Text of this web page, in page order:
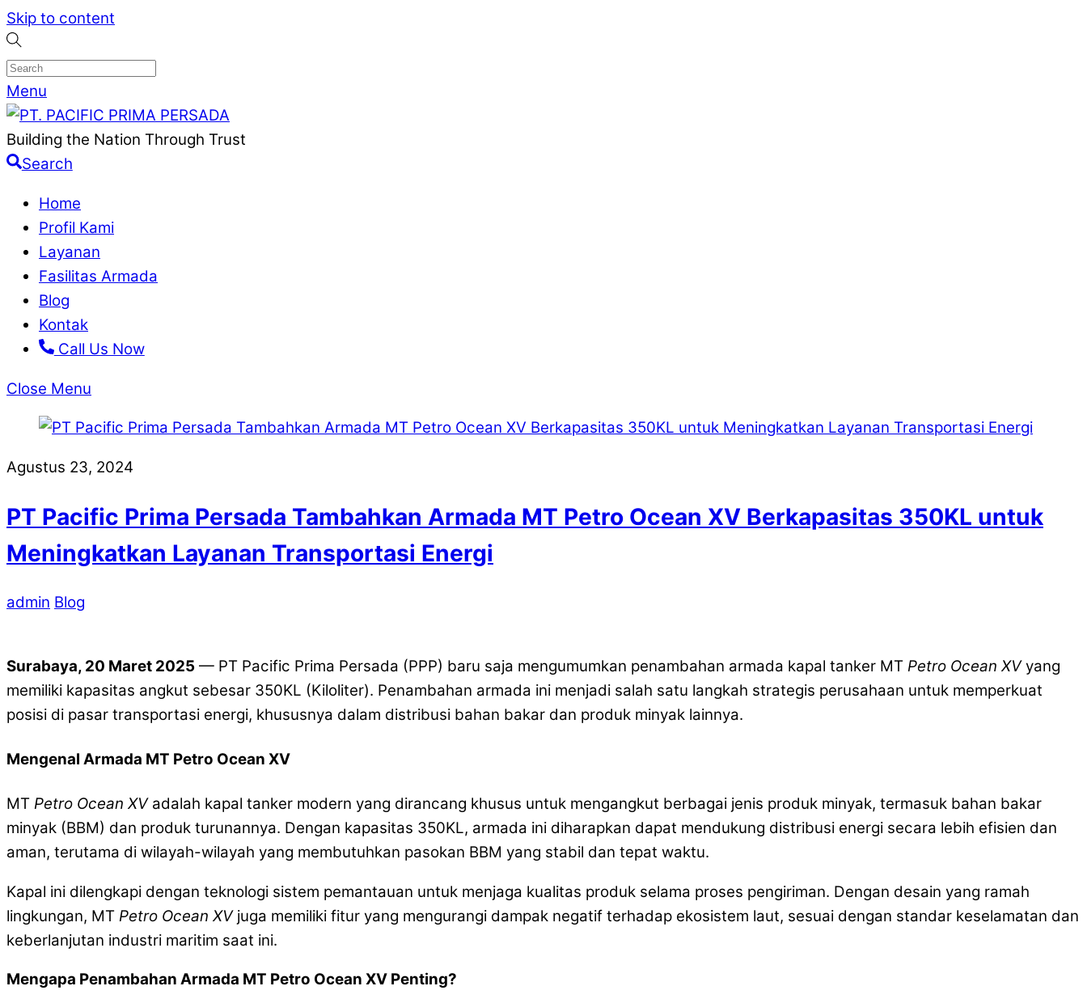
Skip to content
Menu
Building the Nation Through Trust
Search
Home
Profil Kami
Layanan
Fasilitas Armada
Blog
Kontak
Call Us Now
Close Menu
Agustus 23, 2024
PT Pacific Prima Persada Tambahkan Armada MT Petro Ocean XV Berkapasitas 350KL untuk
Meningkatkan Layanan Transportasi Energi
admin Blog
Surabaya, 20 Maret 2025 — PT Pacific Prima Persada (PPP) baru saja mengumumkan penambahan armada kapal tanker MT Petro Ocean XVyang
memiliki kapasitas angkut sebesar 350KL (Kiloliter). Penambahan armada ini menjadi salah satu langkah strategis perusahaan untuk memperkuat
posisi di pasar transportasi energi, khususnya dalam distribusi bahan bakar dan produk minyak lainnya.
Mengenal Armada MT Petro Ocean XV
MT Petro Ocean XVadalah kapal tanker modern yang dirancang khusus untuk mengangkut berbagai jenis produk minyak, termasuk bahan bakar
minyak (BBM) dan produk turunannya. Dengan kapasitas 350KL, armada ini diharapkan dapat mendukung distribusi energi secara lebih efisien dan
aman, terutama di wilayah-wilayah yang membutuhkan pasokan BBM yang stabil dan tepat waktu.
Kapal ini dilengkapi dengan teknologi sistem pemantauan untuk menjaga kualitas produk selama proses pengiriman. Dengan desain yang ramah
lingkungan, MT Petro Ocean XVjuga memiliki fitur yang mengurangi dampak negatif terhadap ekosistem laut, sesuai dengan standar keselamatan dan
keberlanjutan industri maritim saat ini.
Mengapa Penambahan Armada MT Petro Ocean XV Penting?